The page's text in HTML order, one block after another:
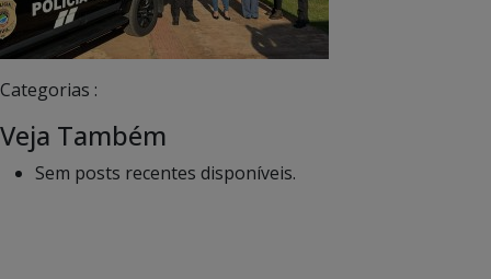
Categorias :
Veja Também
Sem posts recentes disponíveis.